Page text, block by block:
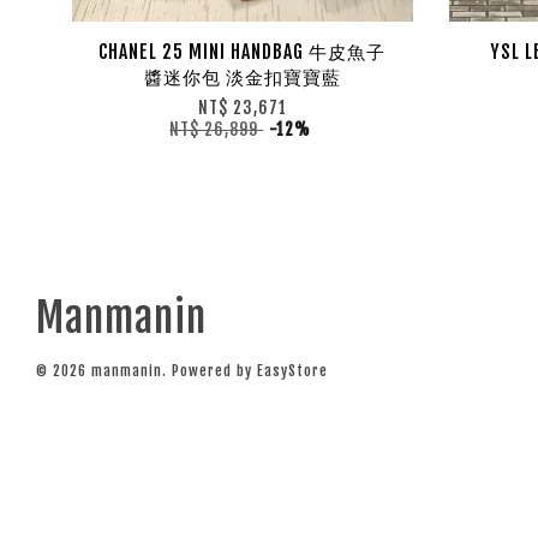
CHANEL 25 MINI HANDBAG 牛皮魚子
醬迷你包 淡金扣寶寶藍
NT$ 23,671
NT$ 26,899 -12%
YSL
Manmanin
© 2026 manmanin. Powered by EasyStore